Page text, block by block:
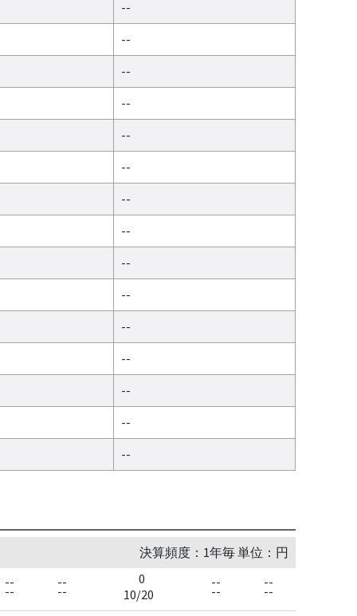
--
--
--
--
--
--
--
--
--
--
--
--
--
--
--
決算頻度：1年毎 単位：円
--
--
--
--
0
10/20
--
--
--
--